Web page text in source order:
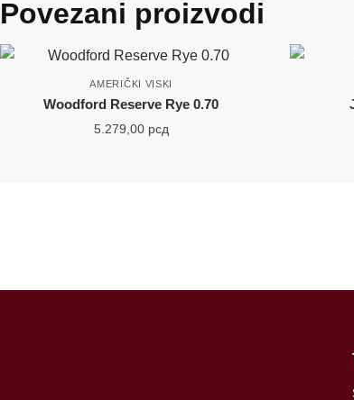
Povezani proizvodi
AMERIČKI VISKI
Woodford Reserve Rye 0.70
5.279,00 рсд